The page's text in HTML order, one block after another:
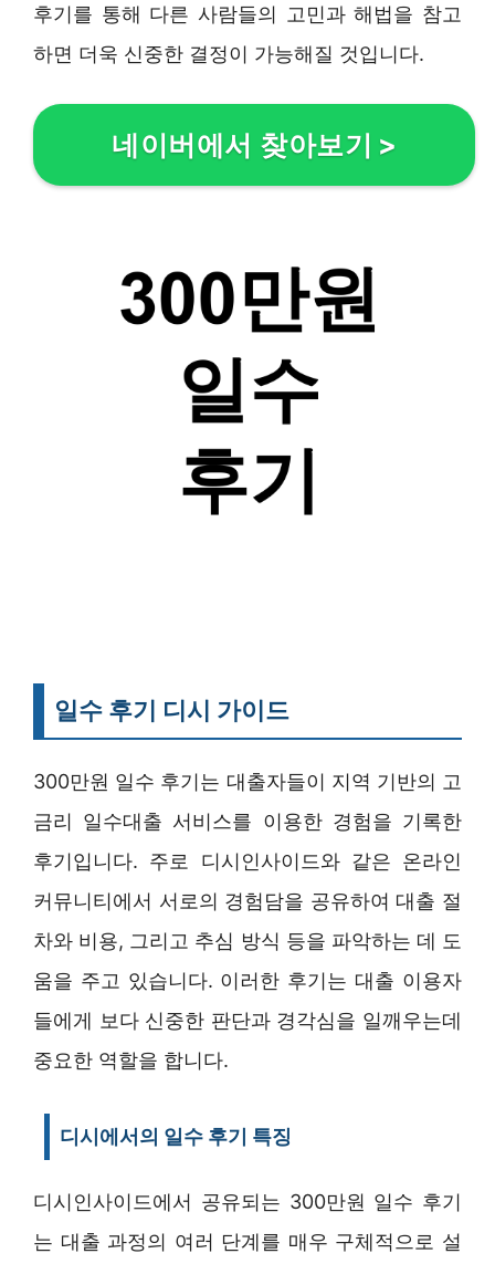
후기를 통해 다른 사람들의 고민과 해법을 참고
하면 더욱 신중한 결정이 가능해질 것입니다.
네이버에서 찾아보기 >
일수 후기 디시 가이드
300만원 일수 후기는 대출자들이 지역 기반의 고
금리 일수대출 서비스를 이용한 경험을 기록한
후기입니다. 주로 디시인사이드와 같은 온라인
커뮤니티에서 서로의 경험담을 공유하여 대출 절
차와 비용, 그리고 추심 방식 등을 파악하는 데 도
움을 주고 있습니다. 이러한 후기는 대출 이용자
들에게 보다 신중한 판단과 경각심을 일깨우는데
중요한 역할을 합니다.
디시에서의 일수 후기 특징
디시인사이드에서 공유되는 300만원 일수 후기
는 대출 과정의 여러 단계를 매우 구체적으로 설